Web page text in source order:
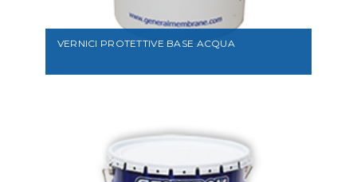
VERNICI PROTETTIVE BASE ACQUA